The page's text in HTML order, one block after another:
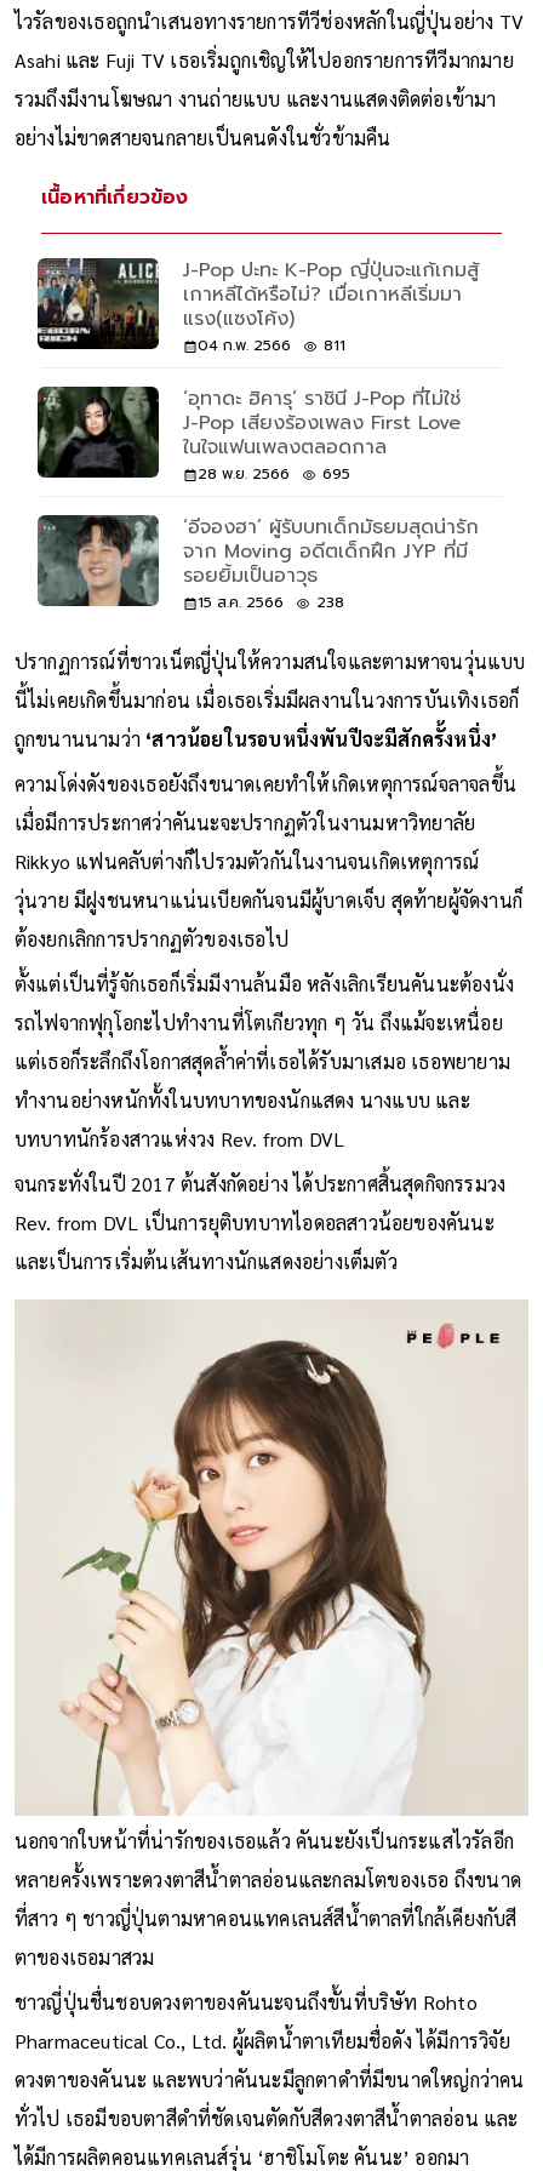
ไวรัลของเธอถูกนำเสนอทางรายการทีวีช่องหลักในญี่ปุ่นอย่าง TV
Asahi และ Fuji TV เธอเริ่มถูกเชิญให้ไปออกรายการทีวีมากมาย
รวมถึงมีงานโฆษณา งานถ่ายแบบ และงานแสดงติดต่อเข้ามา
อย่างไม่ขาดสายจนกลายเป็นคนดังในชั่วข้ามคืน
เนื้อหาที่เกี่ยวข้อง
J-Pop ปะทะ K-Pop ญี่ปุ่นจะแก้เกมสู้
เกาหลีได้หรือไม่? เมื่อเกาหลีเริ่มมา
แรง(แซงโค้ง)
04 ก.พ. 2566 811
‘อุทาดะ ฮิคารุ’ ราชินี J-Pop ที่ไม่ใช่
J-Pop เสียงร้องเพลง First Love
ในใจแฟนเพลงตลอดกาล
28 พ.ย. 2566 695
‘อีจองฮา’ ผู้รับบทเด็กมัธยมสุดน่ารัก
จาก Moving อดีตเด็กฝึก JYP ที่มี
รอยยิ้มเป็นอาวุธ
15 ส.ค. 2566 238
ปรากฏการณ์ที่ชาวเน็ตญี่ปุ่นให้ความสนใจและตามหาจนวุ่นแบบ
นี้ไม่เคยเกิดขึ้นมาก่อน เมื่อเธอเริ่มมีผลงานในวงการบันเทิงเธอก็
ถูกขนานนามว่า ‘สาวน้อยในรอบหนึ่งพันปีจะมีสักครั้งหนึ่ง’
ความโด่งดังของเธอยังถึงขนาดเคยทำให้เกิดเหตุการณ์จลาจลขึ้น
เมื่อมีการประกาศว่าคันนะจะปรากฏตัวในงานมหาวิทยาลัย
Rikkyo แฟนคลับต่างก็ไปรวมตัวกันในงานจนเกิดเหตุการณ์
วุ่นวาย มีฝูงชนหนาแน่นเบียดกันจนมีผู้บาดเจ็บ สุดท้ายผู้จัดงานก็
ต้องยกเลิกการปรากฏตัวของเธอไป
ตั้งแต่เป็นที่รู้จักเธอก็เริ่มมีงานล้นมือ หลังเลิกเรียนคันนะต้องนั่ง
รถไฟจากฟุกุโอกะไปทำงานที่โตเกียวทุก ๆ วัน ถึงแม้จะเหนื่อย
แต่เธอก็ระลึกถึงโอกาสสุดล้ำค่าที่เธอได้รับมาเสมอ เธอพยายาม
ทำงานอย่างหนักทั้งในบทบาทของนักแสดง นางแบบ และ
บทบาทนักร้องสาวแห่งวง Rev. from DVL
จนกระทั่งในปี 2017 ต้นสังกัดอย่าง ได้ประกาศสิ้นสุดกิจกรรมวง
Rev. from DVL เป็นการยุติบทบาทไอดอลสาวน้อยของคันนะ
และเป็นการเริ่มต้นเส้นทางนักแสดงอย่างเต็มตัว
นอกจากใบหน้าที่น่ารักของเธอแล้ว คันนะยังเป็นกระแสไวรัลอีก
หลายครั้งเพราะดวงตาสีน้ำตาลอ่อนและกลมโตของเธอ ถึงขนาด
ที่สาว ๆ ชาวญี่ปุ่นตามหาคอนแทคเลนส์สีน้ำตาลที่ใกล้เคียงกับสี
ตาของเธอมาสวม
ชาวญี่ปุ่นชื่นชอบดวงตาของคันนะจนถึงขั้นที่บริษัท Rohto
Pharmaceutical Co., Ltd. ผู้ผลิตน้ำตาเทียมชื่อดัง ได้มีการวิจัย
ดวงตาของคันนะ และพบว่าคันนะมีลูกตาดำที่มีขนาดใหญ่กว่าคน
ทั่วไป เธอมีขอบตาสีดำที่ชัดเจนตัดกับสีดวงตาสีน้ำตาลอ่อน และ
ได้มีการผลิตคอนแทคเลนส์รุ่น ‘ฮาชิโมโตะ คันนะ’ ออกมา